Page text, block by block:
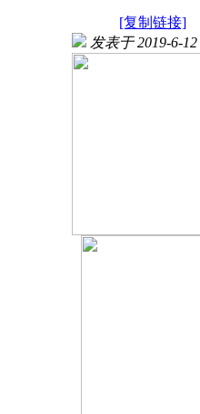
[复制链接]
发表于 2019-6-